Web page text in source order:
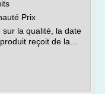
Prix
la qualité, la date
reçoit de la...